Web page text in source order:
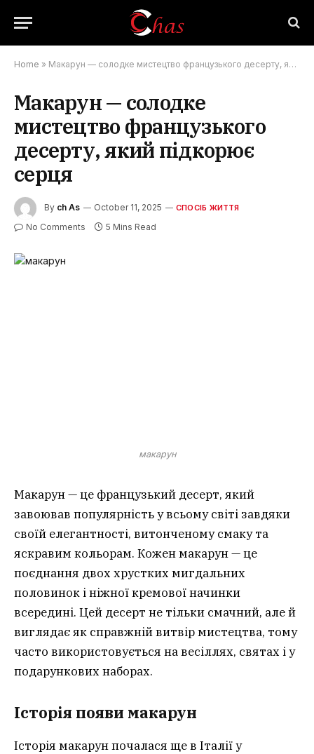
Home » Макарун — солодке мистецтво французького десерту, який підкорює серця
Макарун — солодке
мистецтво французького
десерту, який підкорює
серця
By ch As October 11, 2025 СПОСІБ ЖИТТЯ
No Comments 5 Mins Read
макарун
Макарун — це французький десерт, який
завоював популярність у всьому світі завдяки
своїй елегантності, витонченому смаку та
яскравим кольорам. Кожен макарун — це
поєднання двох хрустких мигдальних
половинок і ніжної кремової начинки
всередині. Цей десерт не тільки смачний, але й
виглядає як справжній витвір мистецтва, тому
часто використовується на весіллях, святах і у
подарункових наборах.
Історія появи макарун
Історія макарун почалася ще в Італії у